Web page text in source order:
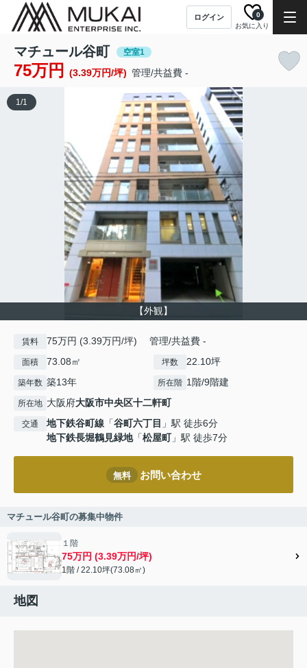
ログイン
お気に入り
0
マチュール谷町 空室1
75万円 (3.39万円/坪) 管理/共益費 -
【外観】
1/1
賃料 75万円 (3.39万円/坪) 管理/共益費 -
面積 73.08㎡ 坪数 22.10坪
築年数 築13年 所在階 1階/9階建
所在地 大阪府大阪市中央区十二軒町
交通 地下鉄谷町線 「谷町六丁目 」駅 徒歩6分
地下鉄長堀鶴見緑地「松屋町」駅 徒歩7分
無料 お問い合わせ
マチュール谷町の募集中物件
１階
75万円 (3.39万円/坪)
1階 / 22.10坪(73.08㎡)
地図